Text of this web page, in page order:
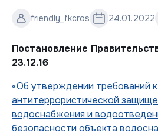
friendly_fkcros 24.01.2022
Постановление
23.12.16
«Об утверждении требований к
антитеррористической
водоснабжения и
безопасности объекта